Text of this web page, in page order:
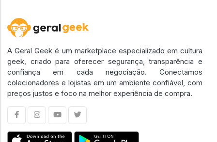
A Geral Geek é um marketplace especializado em cultura
geek, criado para oferecer segurança, transparência e
confiança em cada negociação. Conectamos
colecionadores e lojistas em um ambiente confiável, com
preços justos e foco na melhor experiência de compra.